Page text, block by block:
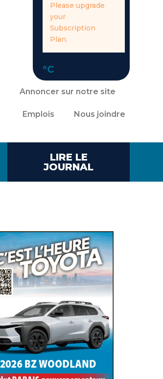
Please upgrade
your
Subscription
Plan.
°C
Annoncer sur notre site
Emplois Nous joindre
LIRE LE
JOURNAL